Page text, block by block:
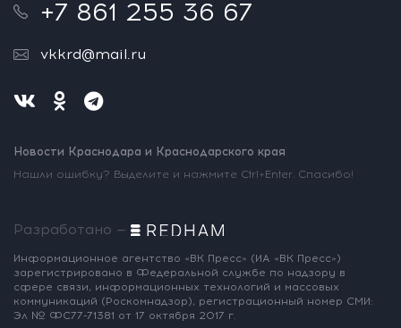
+7 861 255 36 67
vkkrd@mail.ru
Новости Краснодара и Краснодарского края
Нашли ошибку? Выделите и нажмите Ctrl+Enter. Спасибо!
Разработано —
Информационное агентство «ВК Пресс» (ИА «ВК Пресс»)
зарегистрировано в Федеральной службе по надзору в
сфере связи, информационных технологий и массовых
коммуникаций (Роскомнадзор), регистрационный номер СМИ:
Эл № ФС77-71381 от 17 октября 2017 г.